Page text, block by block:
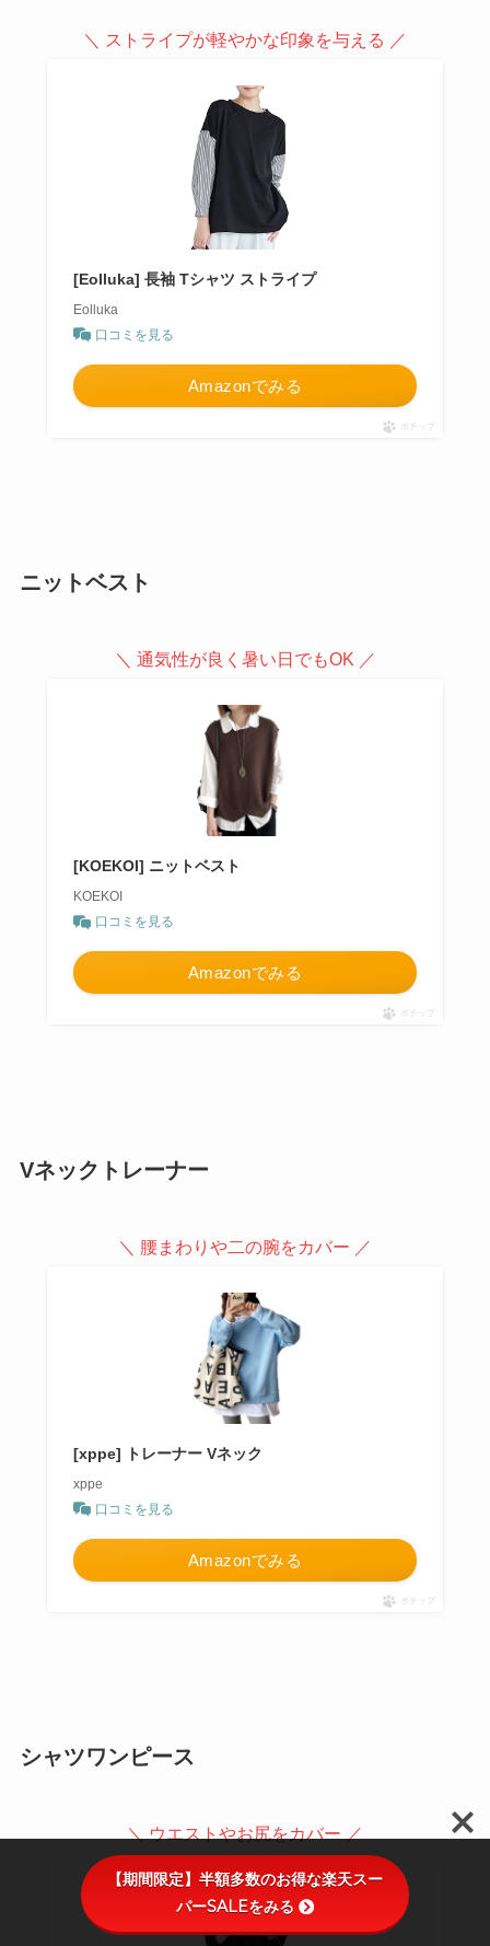
＼ ストライプが軽やかな印象を与える ／
[Eolluka] 長袖 Tシャツ ストライプ
Eolluka
口コミを見る
Amazonでみる
ポチップ
ニットベスト
＼ 通気性が良く暑い日でもOK ／
[KOEKOI] ニットベスト
KOEKOI
口コミを見る
Amazonでみる
ポチップ
Vネックトレーナー
＼ 腰まわりや二の腕をカバー ／
[xppe] トレーナー Vネック
xppe
口コミを見る
Amazonでみる
ポチップ
シャツワンピース
＼ ウエストやお尻をカバー ／
【期間限定】半額多数のお得な楽天スー
パーSALEをみる